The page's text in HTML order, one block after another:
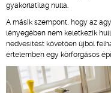
gyakorlatilag nulla.
A másik szempont, hogy az
lényegében nem keletkezik
nedvesítést követően újból
értelemben egy körforgásos